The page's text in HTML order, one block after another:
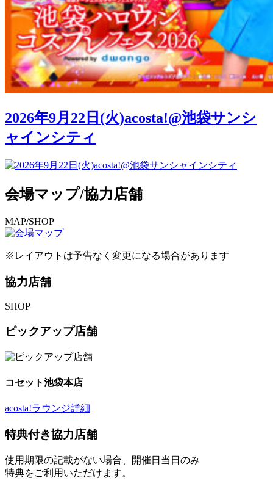
2026年9月22日(火)acosta!@池袋サンシ
ャインシティ
会場マップ/協力店舗
MAP/SHOP
※レイアウトは予告なく変更になる場合があります
協力店舗
SHOP
ピックアップ店舗
コセット池袋本店
acosta!ラウンジ詳細
特典付き協力店舗
使用期限の記載がない場合、開催日当日のみ
特典をご利用いただけます。